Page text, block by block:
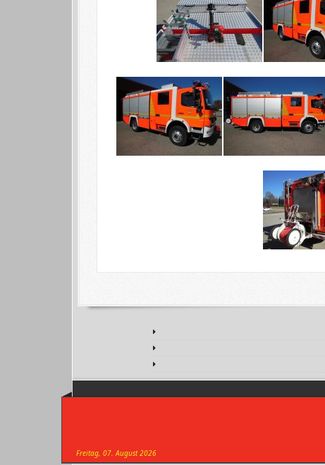
Freitag, 07. August 2026